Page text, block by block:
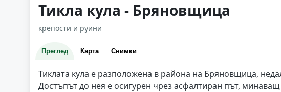
Тикла кула - Бряновщица
крепости и руини
Преглед Карта Снимки
Тиклата кула е разположена в района на Бряновщица,
Достъпът до нея е осигурен чрез асфалтиран път,